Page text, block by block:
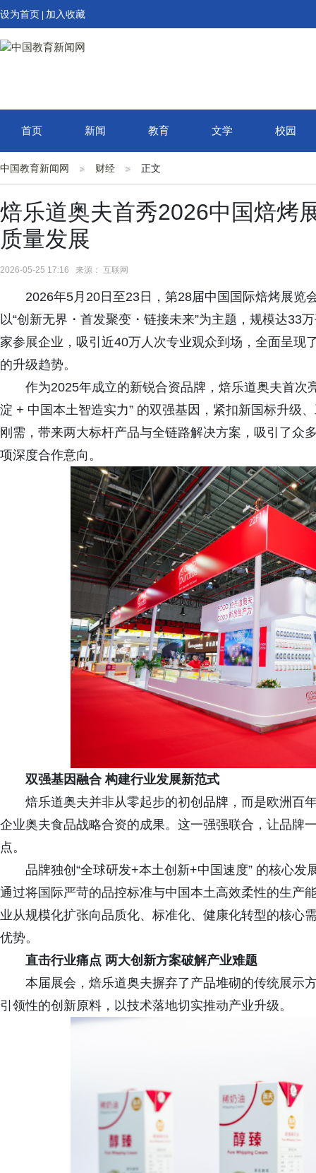
设为首页 加入收藏
首页 新闻 教育 文学 校园
中国教育新闻网 财经 正文
焙乐道奥夫首秀2026中国焙烤
质量发展
2026-05-25 17:16 来源： 互联网
2026年5月20日至23日，第28届中国国际焙烤展览
以“创新无界・首发聚变・链接未来”为主题，规模达33
家参展企业，吸引近40万人次专业观众到场，全面呈现
的升级趋势。
作为2025年成立的新锐合资品牌，焙乐道奥夫首次
淀 + 中国本土智造实力” 的双强基因，紧扣新国标升级
刚需，带来两大标杆产品与全链路解决方案，吸引了众
项深度合作意向。
双强基因融合 构建行业发展新范式
焙乐道奥夫并非从零起步的初创品牌，而是欧洲百
企业奥夫食品战略合资的成果。这一强强联合，让品牌
点。
品牌独创“全球研发+本土创新+中国速度” 的核心
通过将国际严苛的品控标准与中国本土高效柔性的生产
业从规模化扩张向品质化、标准化、健康化转型的核心
优势。
直击行业痛点 两大创新方案破解产业难题
本届展会，焙乐道奥夫摒弃了产品堆砌的传统展示
引领性的创新原料，以技术落地切实推动产业升级。